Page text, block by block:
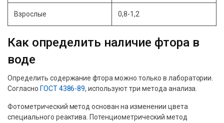
Взрослые 0,8-1,2
Как определить наличие фтора в
воде
Определить содержание фтора можно только в лаборатории.
Согласно ГОСТ 4386-89, используют три метода анализа.
Фотометрический метод основан на изменении цвета
специального реактива. Потенциометрический метод